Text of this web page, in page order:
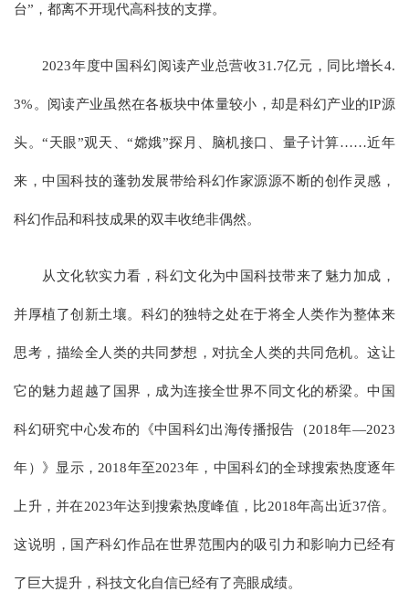
台”，都离不开现代高科技的支撑。
2023年度中国科幻阅读产业总营收31.7亿元，同比增长4.
3%。阅读产业虽然在各板块中体量较小，却是科幻产业的IP源
头。“天眼”观天、“嫦娥”探月、脑机接口、量子计算……近年
来，中国科技的蓬勃发展带给科幻作家源源不断的创作灵感，
科幻作品和科技成果的双丰收绝非偶然。
从文化软实力看，科幻文化为中国科技带来了魅力加成，
并厚植了创新土壤。科幻的独特之处在于将全人类作为整体来
思考，描绘全人类的共同梦想，对抗全人类的共同危机。这让
它的魅力超越了国界，成为连接全世界不同文化的桥梁。中国
科幻研究中心发布的《中国科幻出海传播报告（2018年—2023
年）》显示，2018年至2023年，中国科幻的全球搜索热度逐年
上升，并在2023年达到搜索热度峰值，比2018年高出近37倍。
这说明，国产科幻作品在世界范围内的吸引力和影响力已经有
了巨大提升，科技文化自信已经有了亮眼成绩。